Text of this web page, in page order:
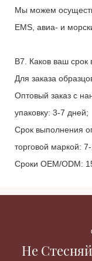
Мы можем
EMS, авиа- и
В7. Каков ваш срок
Для заказа
Оптовый заказ с
упаковку: 3-7 дней;
Срок выполнения
торговой маркой:
Сроки OEM/ODM:
Не